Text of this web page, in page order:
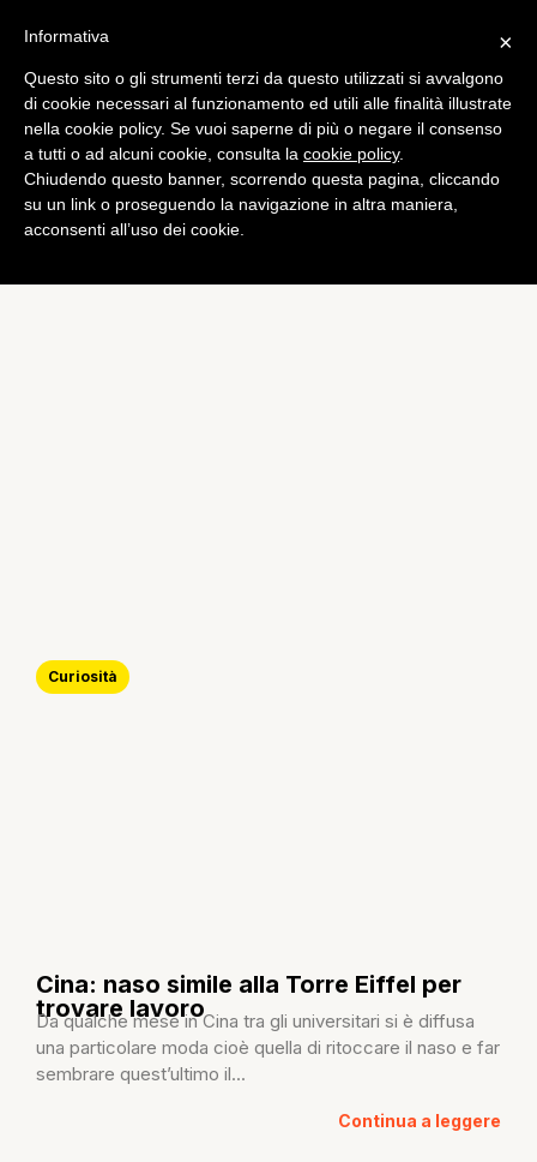
Curiosità
Cina: naso simile alla Torre Eiffel per
trovare lavoro
Da qualche mese in Cina tra gli universitari si è diffusa
una particolare moda cioè quella di ritoccare il naso e far
sembrare quest’ultimo il...
Continua a leggere
×
Informativa
Questo sito o gli strumenti terzi da questo utilizzati si avvalgono
di cookie necessari al funzionamento ed utili alle finalità illustrate
nella cookie policy. Se vuoi saperne di più o negare il consenso
a tutti o ad alcuni cookie, consulta la cookie policy.
Chiudendo questo banner, scorrendo questa pagina, cliccando
su un link o proseguendo la navigazione in altra maniera,
acconsenti all’uso dei cookie.